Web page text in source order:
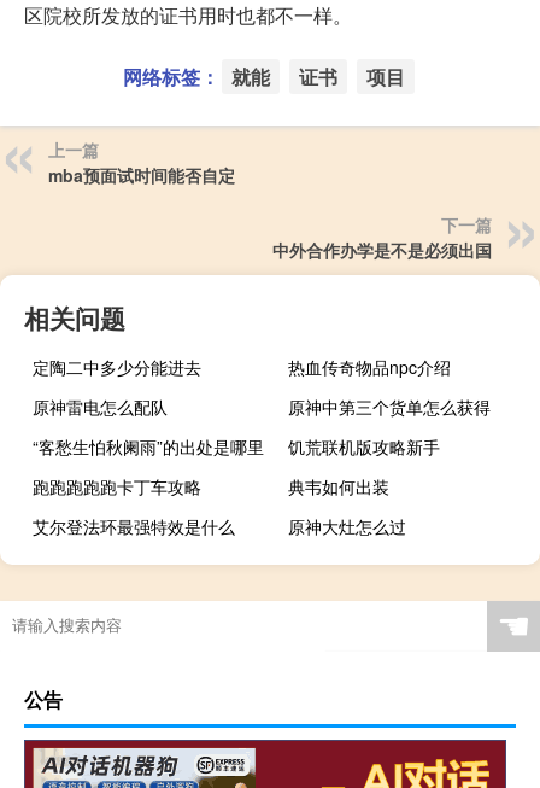
区院校所发放的证书用时也都不一样。
网络标签： 就能 证书 项目
上一篇
mba预面试时间能否自定
下一篇
中外合作办学是不是必须出国
相关问题
定陶二中多少分能进去
热血传奇物品npc介绍
原神雷电怎么配队
原神中第三个货单怎么获得
“客愁生怕秋阑雨”的出处是哪里
饥荒联机版攻略新手
跑跑跑跑跑卡丁车攻略
典韦如何出装
艾尔登法环最强特效是什么
原神大灶怎么过
☚
公告